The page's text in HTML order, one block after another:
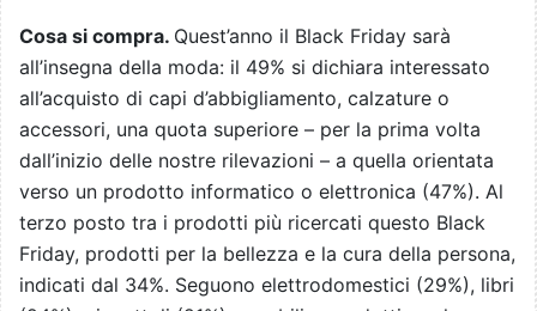
Cosa si compra. Quest’anno il Black Friday sarà
all’insegna della moda: il 49% si dichiara interessato
all’acquisto di capi d’abbigliamento, calzature o
accessori, una quota superiore – per la prima volta
dall’inizio delle nostre rilevazioni – a quella orientata
verso un prodotto informatico o elettronica (47%). Al
terzo posto tra i prodotti più ricercati questo Black
Friday, prodotti per la bellezza e la cura della persona,
indicati dal 34%. Seguono elettrodomestici (29%), libri